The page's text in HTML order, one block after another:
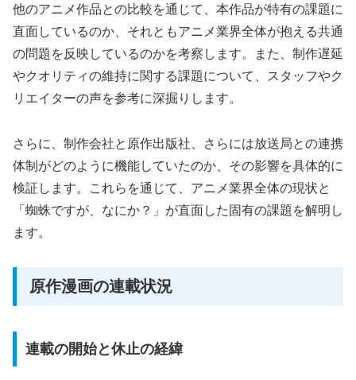
他のアニメ作品との比較を通じて、本作品が特有の課題に
直面しているのか、それともアニメ業界全体が抱える共通
の問題を反映しているのかを考察します。また、制作遅延
やクオリティの維持に関する課題について、スタッフやク
リエイターの声を参考に深掘りします。
さらに、制作会社と原作出版社、さらには放送局との連携
体制がどのように機能していたのか、その影響を具体的に
検証します。これらを通じて、アニメ業界全体の現状と
「蜘蛛ですが、なにか？」が直面した固有の課題を解明し
ます。
原作漫画の連載状況
連載の開始と休止の経緯